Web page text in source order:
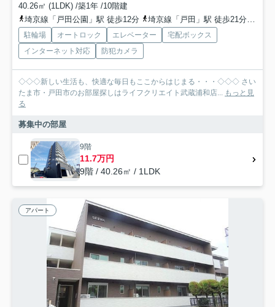
40.26㎡ (1LDK) /築1年 /10階建
埼京線「戸田公園」駅 徒歩12分
埼京線「戸田」駅 徒歩21分
駐輪場 オートロック エレベーター
宅配ボックス
インターネット対応
防犯カメラ
◇◇◇新しい生活も、快適な毎日もここからはじまる・・・◇◇◇ さい
たま市・戸田市のお部屋探しはライフクリエイト武蔵浦和店... もっと見
る
募集中の部屋
9階
11.7万円
9階 / 40.26㎡ / 1LDK
アパート